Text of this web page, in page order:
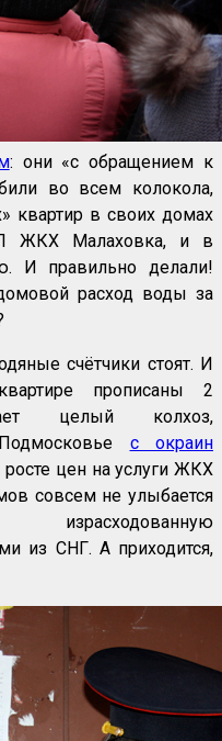
: они «с обращением к
во всем колокола,
квартир в своих домах
ЖКХ Малаховка, и в
И правильно делали!
расход воды за
счётчики стоят. И
прописаны 2
целый колхоз,
с окраин
цен на услуги ЖКХ
совсем не улыбается
из СНГ. А приходится,